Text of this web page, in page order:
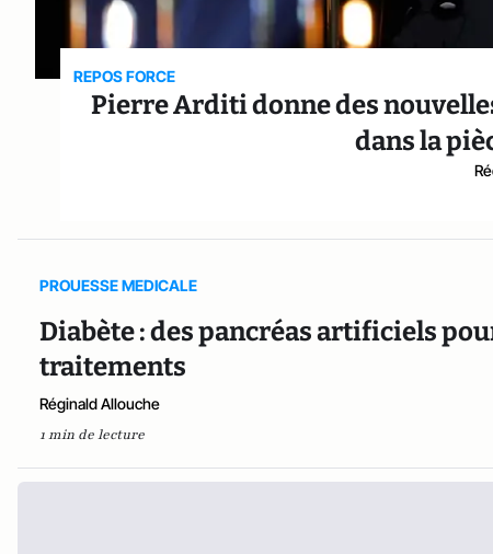
REPOS FORCE
Pierre Arditi donne des
dans la
PROUESSE MEDICALE
Diabète : des pancréas artificiels
traitements
Réginald Allouche
1 min de lecture